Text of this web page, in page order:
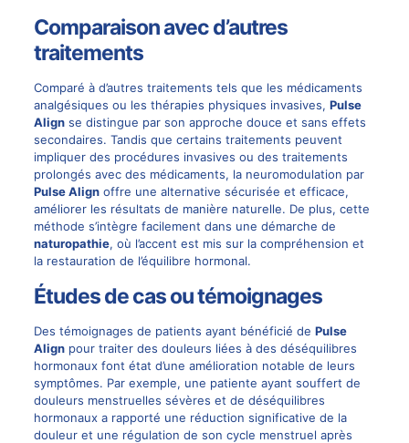
Comparaison avec d’autres
traitements
Comparé à d’autres traitements tels que les médicaments
analgésiques ou les thérapies physiques invasives, Pulse
Alignse distingue par son approche douce et sans effets
secondaires. Tandis que certains traitements peuvent
impliquer des procédures invasives ou des traitements
prolongés avec des médicaments, la neuromodulation par
Pulse Alignoffre une alternative sécurisée et efficace,
améliorer les résultats de manière naturelle. De plus, cette
méthode s’intègre facilement dans une démarche de
naturopathie, où l’accent est mis sur la compréhension et
la restauration de l’équilibre hormonal.
Études de cas ou témoignages
Des témoignages de patients ayant bénéficié de Pulse
Alignpour traiter des douleurs liées à des déséquilibres
hormonaux font état d’une amélioration notable de leurs
symptômes. Par exemple, une patiente ayant souffert de
douleurs menstruelles sévères et de déséquilibres
hormonaux a rapporté une réduction significative de la
douleur et une régulation de son cycle menstruel après